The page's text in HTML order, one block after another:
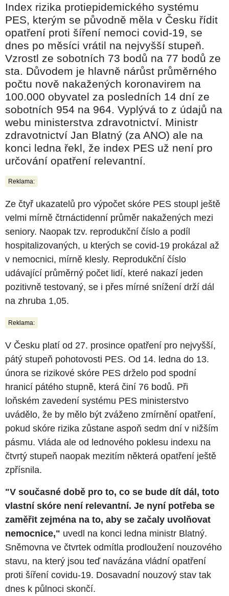
Index rizika protiepidemického systému
PES, kterým se původně měla v Česku řídit
opatření proti šíření nemoci covid-19, se
dnes po měsíci vrátil na nejvyšší stupeň.
Vzrostl ze sobotních 73 bodů na 77 bodů ze
sta. Důvodem je hlavně nárůst průměrného
počtu nově nakažených koronavirem na
100.000 obyvatel za posledních 14 dní ze
sobotních 954 na 964. Vyplývá to z údajů na
webu ministerstva zdravotnictví. Ministr
zdravotnictví Jan Blatný (za ANO) ale na
konci ledna řekl, že index PES už není pro
určování opatření relevantní.
Reklama:
Ze čtyř ukazatelů pro výpočet skóre PES stoupl ještě
velmi mírně čtrnáctidenní průměr nakažených mezi
seniory. Naopak tzv. reprodukční číslo a podíl
hospitalizovaných, u kterých se covid-19 prokázal až
v nemocnici, mírně klesly. Reprodukční číslo
udávající průměrný počet lidí, které nakazí jeden
pozitivně testovaný, se i přes mírné snížení drží dál
na zhruba 1,05.
Reklama:
V Česku platí od 27. prosince opatření pro nejvyšší,
pátý stupeň pohotovosti PES. Od 14. ledna do 13.
února se rizikové skóre PES drželo pod spodní
hranicí pátého stupně, která činí 76 bodů. Při
loňském zavedení systému PES ministerstvo
uvádělo, že by mělo být zváženo zmírnění opatření,
pokud skóre rizika zůstane aspoň sedm dní v nižším
pásmu. Vláda ale od lednového poklesu indexu na
čtvrtý stupeň naopak mezitím některá opatření ještě
zpřísnila.
"V současné době pro to, co se bude dít dál, toto
vlastní skóre není relevantní. Je nyní potřeba se
zaměřit zejména na to, aby se začaly uvolňovat
nemocnice," uvedl na konci ledna ministr Blatný.
Sněmovna ve čtvrtek odmítla prodloužení nouzového
stavu, na který jsou teď navázána vládní opatření
proti šíření covidu-19. Dosavadní nouzový stav tak
dnes k půlnoci skončí.